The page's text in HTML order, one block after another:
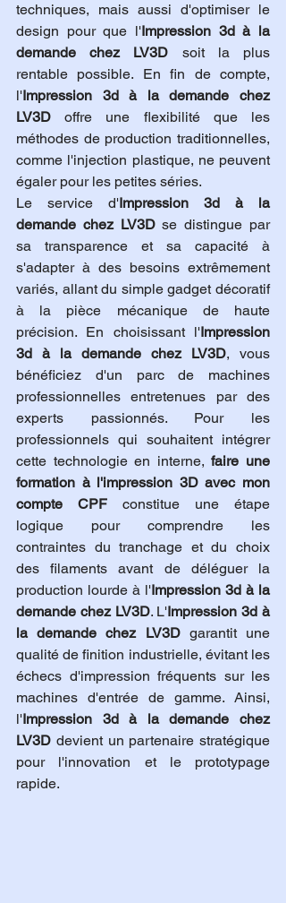
techniques, mais aussi d'optimiser le
design pour que l'Impression 3d à la
demande chez LV3D soit la plus
rentable possible. En fin de compte,
l'Impression 3d à la demande chez
LV3D offre une flexibilité que les
méthodes de production traditionnelles,
comme l'injection plastique, ne peuvent
égaler pour les petites séries.
Le service d'Impression 3d à la
demande chez LV3D se distingue par
sa transparence et sa capacité à
s'adapter à des besoins extrêmement
variés, allant du simple gadget décoratif
à la pièce mécanique de haute
précision. En choisissant l'Impression
3d à la demande chez LV3D, vous
bénéficiez d'un parc de machines
professionnelles entretenues par des
experts passionnés. Pour les
professionnels qui souhaitent intégrer
cette technologie en interne, faire une
formation à l'impression 3D avec mon
compte CPF constitue une étape
logique pour comprendre les
contraintes du tranchage et du choix
des filaments avant de déléguer la
production lourde à l'Impression 3d à la
demande chez LV3D. L'Impression 3d à
la demande chez LV3D garantit une
qualité de finition industrielle, évitant les
échecs d'impression fréquents sur les
machines d'entrée de gamme. Ainsi,
l'Impression 3d à la demande chez
LV3D devient un partenaire stratégique
pour l'innovation et le prototypage
rapide.